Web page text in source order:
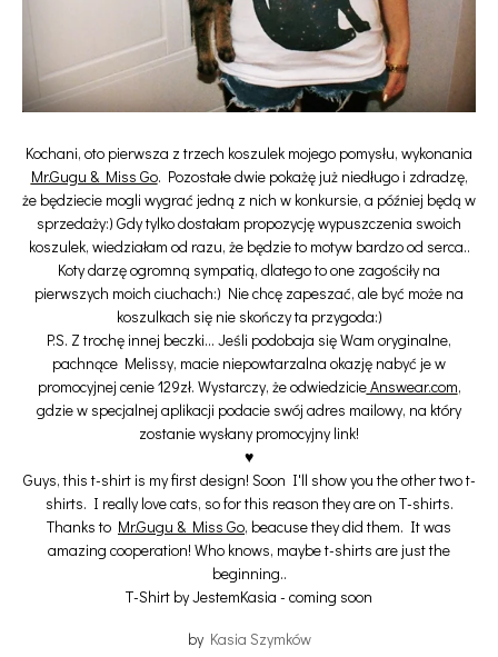
Kochani, oto pierwsza z trzech koszulek mojego pomysłu, wykonania
Mr.Gugu & Miss Go. Pozostałe dwie pokażę już niedługo i zdradzę,
że będziecie mogli wygrać jedną z nich w konkursie, a później będą w
sprzedaży:) Gdy tylko dostałam propozycję wypuszczenia swoich
koszulek, wiedziałam od razu, że będzie to motyw bardzo od serca..
Koty darzę ogromną sympatią, dlatego to one zagościły na
pierwszych moich ciuchach:) Nie chcę zapeszać, ale być może na
koszulkach się nie skończy ta przygoda:)
P.S. Z trochę innej beczki... Jeśli podobaja się Wam oryginalne,
pachnące Melissy, macie niepowtarzalna okazję nabyć je w
promocyjnej cenie 129zł. Wystarczy, że odwiedzicieAnswear.com,
gdzie w specjalnej aplikacji podacie swój adres mailowy, na który
zostanie wysłany promocyjny link!
♥
Guys, this t-shirt is my first design! Soon I'll show you the other two t-
shirts. I really love cats, so for this reason they are on T-shirts.
Thanks to Mr.Gugu & Miss Go, beacuse they did them. It was
amazing cooperation! Who knows, maybe t-shirts are just the
beginning..
T-Shirt by JestemKasia - coming soon
by Kasia Szymków